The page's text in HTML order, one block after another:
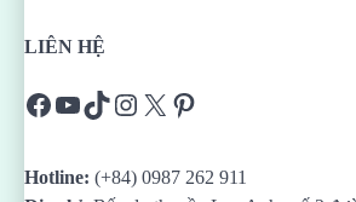
LIÊN HỆ
Facebook
YouTube
TikTok
Instagram
X Pinterest
Hotline: (+84) 0987 262 911